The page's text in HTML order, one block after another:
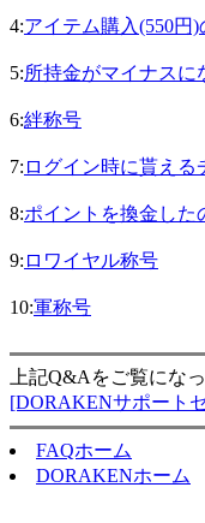
4:アイテム購入(550円
5:所持金がマイナスに
6:絆称号
7: ログイン時に貰える
8:ポイントを換金した
9: ロワイヤル称号
10:軍称号
上記Q&Aをご覧にな
[DORAKENサポート
FAQホーム
DORAKENホーム